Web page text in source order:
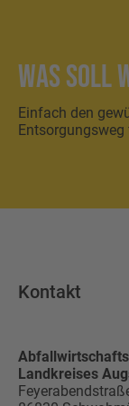
Was soll
Einfach den
Entsorgungsweg
Kontakt
Landkreises